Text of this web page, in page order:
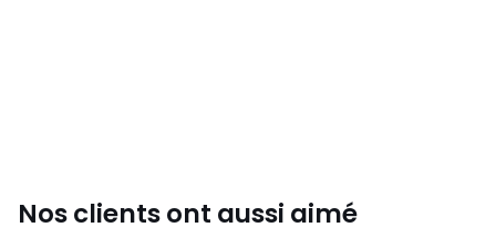
Nos clients ont aussi aimé